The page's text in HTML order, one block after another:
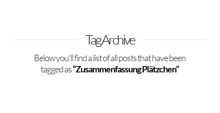
Tag Archive
Below you'll find a list of all posts that have been
tagged as“Zusammenfassung Plätzchen”